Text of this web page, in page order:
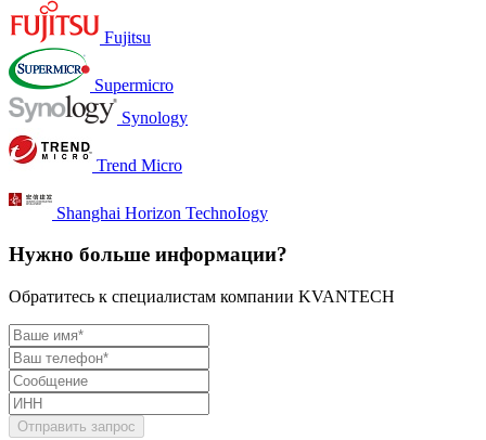
Fujitsu
Supermicro
Synology
Trend Micro
Shanghai Horizon TechnoIogy
Нужно больше информации?
Обратитесь к специалистам компании KVANTECH